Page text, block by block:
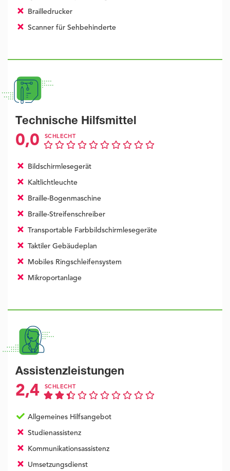
Brailledrucker
Scanner für Sehbehinderte
Technische Hilfsmittel
0,0 SCHLECHT
Bildschirmlesegerät
Kaltlichtleuchte
Braille-Bogenmaschine
Braille-Streifenschreiber
Transportable Farbbildschirmlesegeräte
Taktiler Gebäudeplan
Mobiles Ringschleifensystem
Mikroportanlage
Assistenzleistungen
2,4 SCHLECHT
Allgemeines Hilfsangebot
Studienassistenz
Kommunikationsassistenz
Umsetzungsdienst